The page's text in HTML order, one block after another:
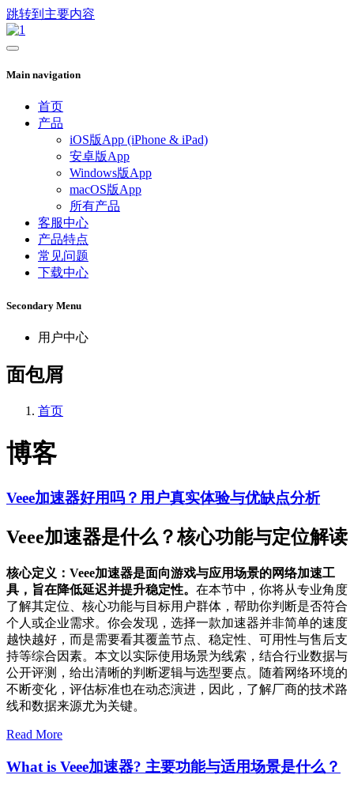
跳转到主要内容
Main navigation
首页
产品
iOS版App (iPhone & iPad)
安卓版App
Windows版App
macOS版App
所有产品
客服中心
产品特点
常见问题
下载中心
Secondary Menu
用户中心
面包屑
首页
博客
Veee加速器好用吗？用户真实体验与优缺点分析
Veee加速器是什么？核心功能与定位解读
核心定义：Veee加速器是面向游戏与应用场景的网络加速工
具，旨在降低延迟并提升稳定性。 在本节中，你将从专业角度
了解其定位、核心功能与目标用户群体，帮助你判断是否符合
个人或企业需求。你会发现，选择一款加速器并非简单的速度
越快越好，而是需要看其覆盖节点、稳定性、可用性与售后支
持等综合因素。本文以实际使用场景为线索，结合行业数据与
公开评测，给出清晰的判断逻辑与选型要点。随着网络环境的
不断变化，评估标准也在动态演进，因此，了解厂商的技术路
线和数据来源尤为关键。
Read More
What is Veee加速器? 主要功能与适用场景是什么？